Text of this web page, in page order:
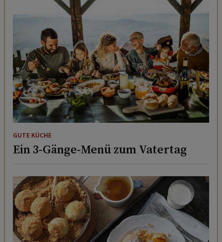
GUTE KÜCHE
Ein 3-Gänge-Menü zum Vatertag